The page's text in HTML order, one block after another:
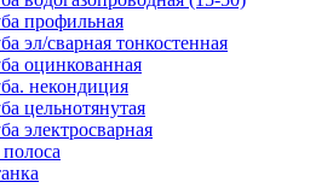
профильная
эл/сварная тонкостенная
оцинкованная
некондиция
цельнотянутая
электросварная